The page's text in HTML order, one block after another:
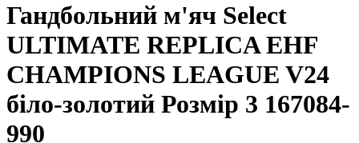
Гандбольний м'яч Select
ULTIMATE REPLICA EHF
CHAMPIONS LEAGUE V24
біло-золотий Розмір 3 167084-
990